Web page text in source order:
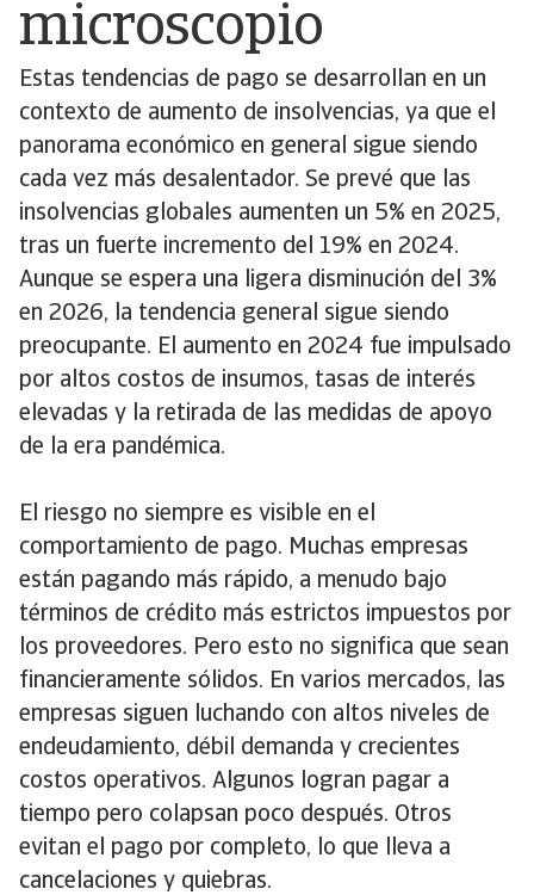
microscopio
Estas tendencias de pago se desarrollan en un
contexto de aumento de insolvencias, ya que el
panorama económico en general sigue siendo
cada vez más desalentador. Se prevé que las
insolvencias globales aumenten un 5% en 2025,
tras un fuerte incremento del 19% en 2024.
Aunque se espera una ligera disminución del 3%
en 2026, la tendencia general sigue siendo
preocupante. El aumento en 2024 fue impulsado
por altos costos de insumos, tasas de interés
elevadas y la retirada de las medidas de apoyo
de la era pandémica.
El riesgo no siempre es visible en el
comportamiento de pago. Muchas empresas
están pagando más rápido, a menudo bajo
términos de crédito más estrictos impuestos por
los proveedores. Pero esto no significa que sean
financieramente sólidos. En varios mercados, las
empresas siguen luchando con altos niveles de
endeudamiento, débil demanda y crecientes
costos operativos. Algunos logran pagar a
tiempo pero colapsan poco después. Otros
evitan el pago por completo, lo que lleva a
cancelaciones y quiebras.